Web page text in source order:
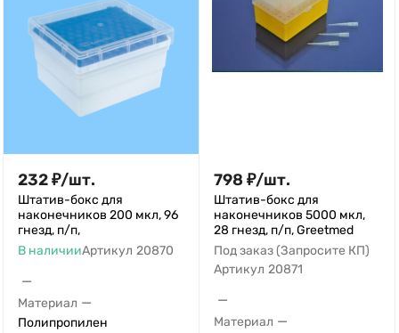
232₽/шт.
Штатив-бокс для
наконечников 200 мкл, 96
гнезд, п/п,
В наличииАртикул 20870
—
Материал —
Полипропилен
798 ₽/шт.
Штатив-бокс для
наконечников 5000 мкл,
28 гнезд, п/п, Greetmed
Под заказ (Запросите КП)
Артикул 20871
—
Материал —